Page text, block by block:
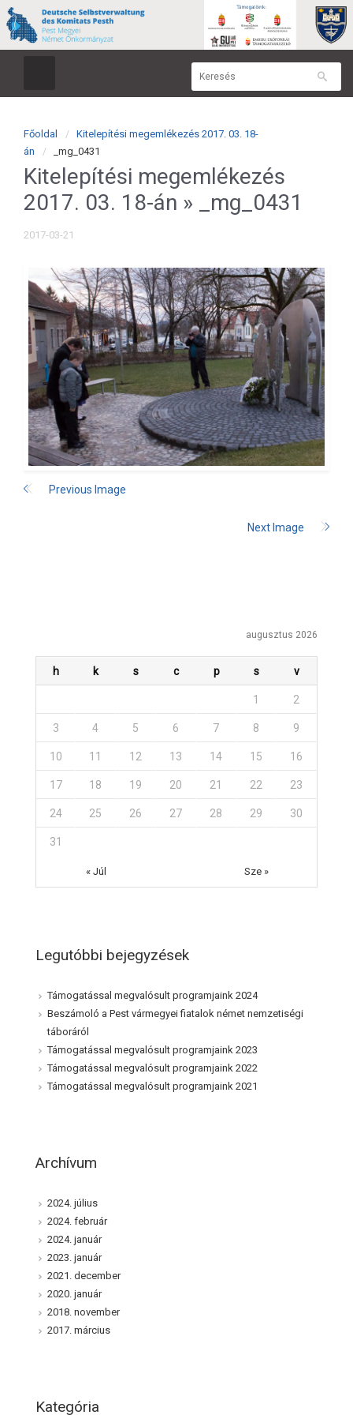
Főoldal
Kitelepítési megemlékezés 2017. 03. 18-
án
_mg_0431
Kitelepítési megemlékezés
2017. 03. 18-án » _mg_0431
2017-03-21
Previous Image
Next Image
augusztus 2026
h k s c p s v
« Júl Sze »
1 2
3 4 5 6 7 8 9
10 11 12 13 14 15 16
17 18 19 20 21 22 23
24 25 26 27 28 29 30
31
Legutóbbi bejegyzések
Támogatással megvalósult programjaink 2024
Beszámoló a Pest vármegyei fiatalok német nemzetiségi
táboráról
Támogatással megvalósult programjaink 2023
Támogatással megvalósult programjaink 2022
Támogatással megvalósult programjaink 2021
Archívum
2024. július
2024. február
2024. január
2023. január
2021. december
2020. január
2018. november
2017. március
Kategória